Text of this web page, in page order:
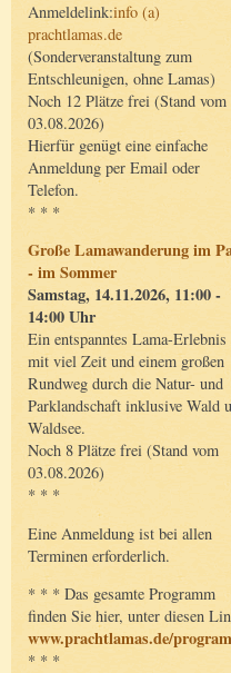
Anmeldelink:info (a)
prachtlamas.de
(Sonderveranstaltung zum
Entschleunigen, ohne Lamas)
Noch 12 Plätze frei (Stand vom
03.08.2026)
Hierfür genügt eine einfache
Anmeldung per Email oder
Telefon.
* * *
Große Lamawanderung im
- im Sommer
Samstag, 14.11.2026, 11:00 -
14:00 Uhr
Ein entspanntes Lama-Erlebnis
mit viel Zeit und einem großen
Rundweg durch die Natur- und
Parklandschaft inklusive Wald
Waldsee.
Noch 8 Plätze frei (Stand vom
03.08.2026)
* * *
Eine Anmeldung ist bei allen
Terminen erforderlich.
* * * Das gesamte Programm
finden Sie hier, unter diesen
www.prachtlamas.de/
* * *